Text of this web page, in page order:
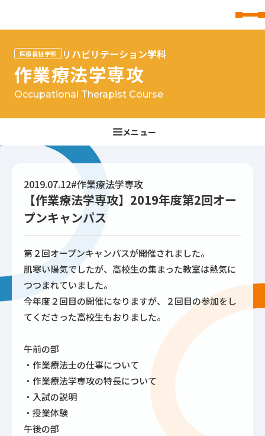
医療福祉学部 リハビリテーション学科
作業療法学専攻
Occupational Therapist Course
2019.07.12#作業療法学専攻
【作業療法学専攻】2019年度第2回オー
プンキャンパス
第２回オープンキャンパスが開催されました。
肌寒い陽気でしたが、高校生の集まった教室は熱気に
つつまれていました。
今年度２回目の開催になりますが、２回目の参加をし
てくださった高校生もおりました。
午前の部
・作業療法士の仕事について
・作業療法学専攻の特長について
・入試の説明
・授業体験
午後の部